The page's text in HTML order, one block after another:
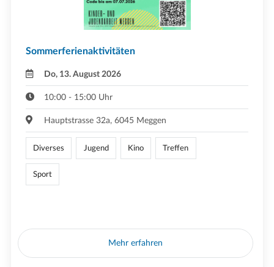
Sommerferienaktivitäten
Do, 13. August 2026
10:00 - 15:00 Uhr
Hauptstrasse 32a, 6045 Meggen
Diverses Jugend Kino Treffen
Sport
Mehr erfahren